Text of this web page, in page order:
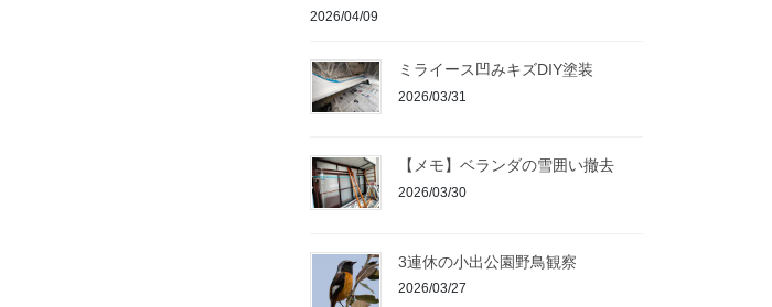
2026/04/09
ミライース凹みキズDIY塗装
2026/03/31
【メモ】ベランダの雪囲い撤去
2026/03/30
3連休の小出公園野鳥観察
2026/03/27